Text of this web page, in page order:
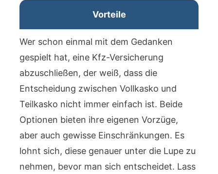
Vorteile
Wer schon einmal mit dem Gedanken
gespielt hat, eine Kfz-Versicherung
abzuschließen, der weiß, dass die
Entscheidung zwischen Vollkasko und
Teilkasko nicht immer einfach ist. Beide
Optionen bieten ihre eigenen Vorzüge,
aber auch gewisse Einschränkungen. Es
lohnt sich, diese genauer unter die Lupe zu
nehmen, bevor man sich entscheidet. Lass